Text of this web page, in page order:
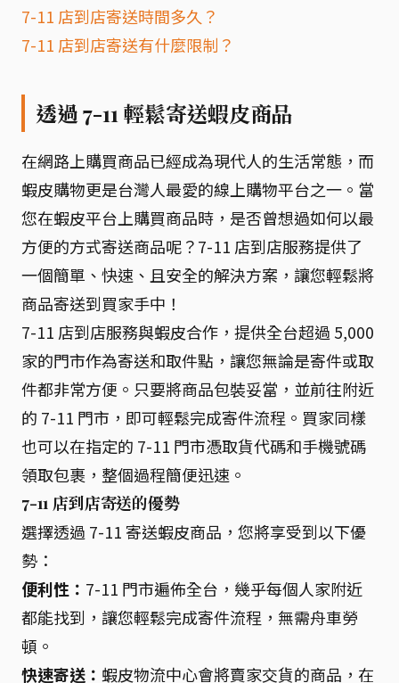
7-11 店到店寄送時間多久？
7-11 店到店寄送有什麼限制？
透過 7-11 輕鬆寄送蝦皮商品
在網路上購買商品已經成為現代人的生活常態，而
蝦皮購物更是台灣人最愛的線上購物平台之一。當
您在蝦皮平台上購買商品時，是否曾想過如何以最
方便的方式寄送商品呢？7-11 店到店服務提供了
一個簡單、快速、且安全的解決方案，讓您輕鬆將
商品寄送到買家手中！
7-11 店到店服務與蝦皮合作，提供全台超過 5,000
家的門市作為寄送和取件點，讓您無論是寄件或取
件都非常方便。只要將商品包裝妥當，並前往附近
的 7-11 門市，即可輕鬆完成寄件流程。買家同樣
也可以在指定的 7-11 門市憑取貨代碼和手機號碼
領取包裹，整個過程簡便迅速。
7-11 店到店寄送的優勢
選擇透過 7-11 寄送蝦皮商品，您將享受到以下優
勢：
便利性： 7-11 門市遍佈全台，幾乎每個人家附近
都能找到，讓您輕鬆完成寄件流程，無需舟車勞
頓。
快速寄送： 蝦皮物流中心會將賣家交貨的商品，在